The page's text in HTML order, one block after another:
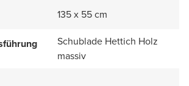
135 x 55 cm
Schublade Hettich Holz
massiv